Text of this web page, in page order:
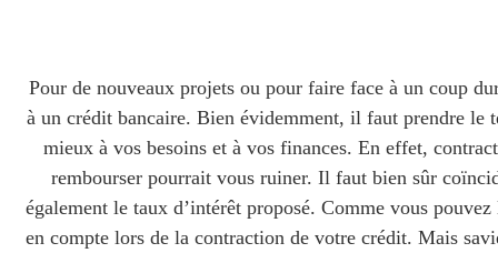
Pour de nouveaux projets ou pour faire face à un coup
à un crédit bancaire. Bien évidemment, il faut prendre le
mieux à vos besoins et à vos finances. En effet,
rembourser pourrait vous ruiner. Il faut bien sûr
également le taux d’intérêt proposé. Comme vous
en compte lors de la contraction de votre crédit. Mais